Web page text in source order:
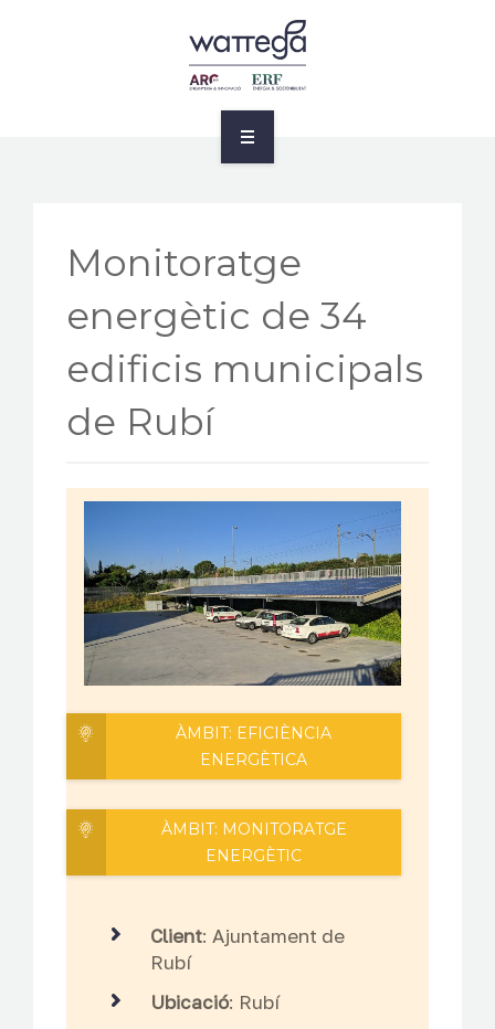
ENERGIA I SOSTENIBILITAT
PROJECTES
CLIENTS
BLOG
NOSALTRES
Monitoratge
energètic de 34
edificis municipals
de Rubí
ÀMBIT: EFICIÈNCIA
ENERGÈTICA
ÀMBIT: MONITORATGE
ENERGÈTIC
Client: Ajuntament de
Rubí
Ubicació: Rubí